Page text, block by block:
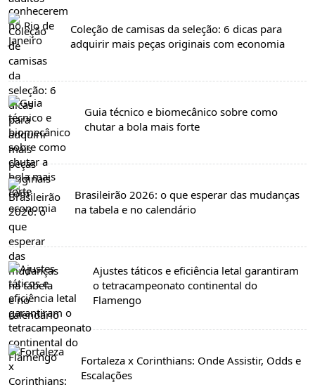
Coleção de camisas da seleção: 6 dicas para
adquirir mais peças originais com economia
Guia técnico e biomecânico sobre como
chutar a bola mais forte
Brasileirão 2026: o que esperar das mudanças
na tabela e no calendário
Ajustes táticos e eficiência letal garantiram
o tetracampeonato continental do
Flamengo
Fortaleza x Corinthians: Onde Assistir, Odds e
Escalações